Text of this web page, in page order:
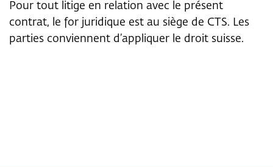
Pour tout litige en relation avec le présent
contrat, le for juridique est au siège de CTS. Les
parties conviennent d’appliquer le droit suisse.